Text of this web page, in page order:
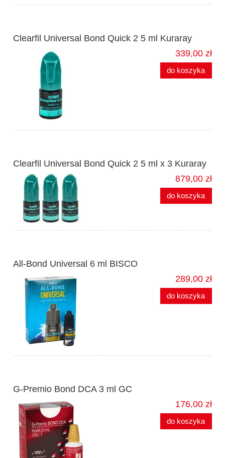
Clearfil Universal Bond Quick 2 5 ml Kuraray
339,00 zł
do koszyka
Clearfil Universal Bond Quick 2 5 ml x 3 Kuraray
879,00 zł
do koszyka
All-Bond Universal 6 ml BISCO
289,00 zł
do koszyka
G-Premio Bond DCA 3 ml GC
176,00 zł
do koszyka